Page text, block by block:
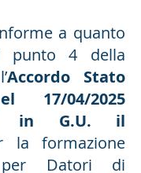
a quanto
punto 4 della
Accordo Stato
17/04/2025
in G.U. il
la formazione
per Datori di